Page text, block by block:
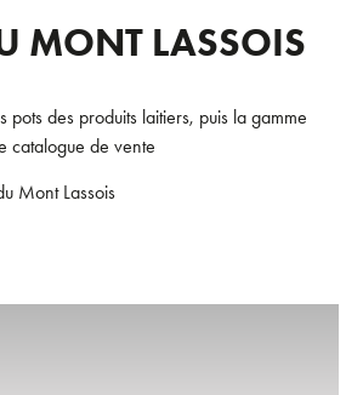
MONT LASSOIS
pots des produits laitiers, puis la gamme
catalogue de vente
Mont Lassois